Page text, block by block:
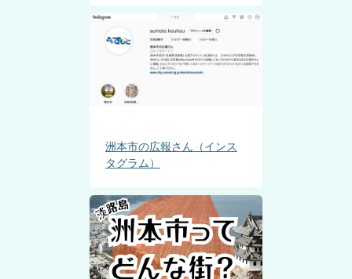
洲本市の広報さん（インス
タグラム）